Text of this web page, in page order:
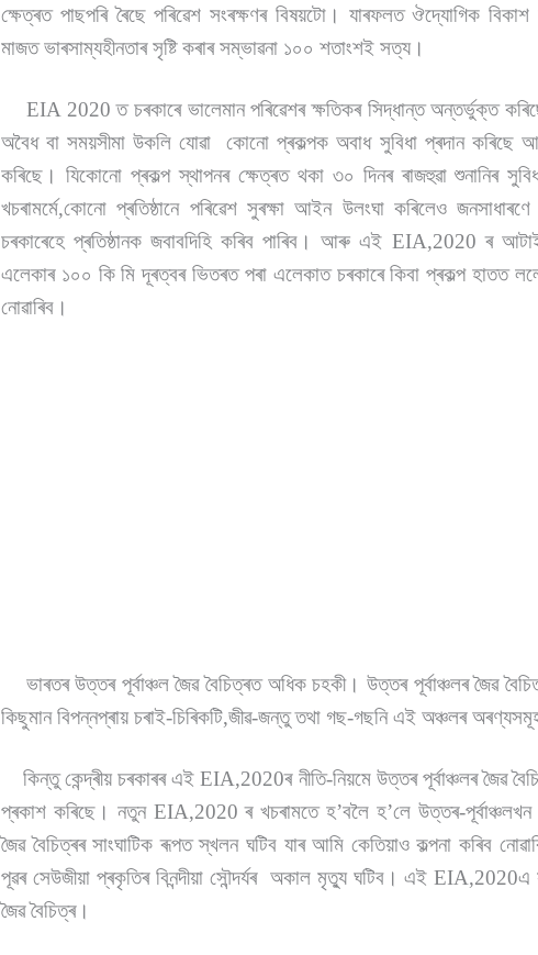
ক্ষেত্ৰত পাছপৰি ৰৈছে পৰিৱেশ সংৰক্ষণৰ বিষয়টো। যাৰফলত ঔদ্যোগিক
মাজত ভাৰসাম্যহীনতাৰ সৃষ্টি কৰাৰ সম্ভাৱনা ১০০ শতাংশই সত্য।
EIA 2020 ত চৰকাৰে ভালেমান পৰিৱেশৰ ক্ষতিকৰ সিদ্ধান্ত অন্তৰ্ভুক্ত
অবৈধ বা সময়সীমা উকলি যোৱা কোনো প্ৰকল্পক অবাধ সুবিধা প্ৰদান কৰিছে
কৰিছে। যিকোনো প্ৰকল্প স্থাপনৰ ক্ষেত্ৰত থকা ৩০ দিনৰ ৰাজহুৱা শুনানিৰ
খচৰামৰ্মে,কোনো প্ৰতিষ্ঠানে পৰিৱেশ সুৰক্ষা আইন উলংঘা কৰিলেও
চৰকাৰেহে প্ৰতিষ্ঠানক জবাবদিহি কৰিব পাৰিব। আৰু এই EIA,2020 ৰ
এলেকাৰ ১০০ কি মি দূৰত্বৰ ভিতৰত পৰা এলেকাত চৰকাৰে কিবা প্ৰকল্প
নোৱাৰিব।
ভাৰতৰ উত্তৰ পূৰ্বাঞ্চল জৈৱ বৈচিত্ৰত অধিক চহকী। উত্তৰ পূৰ্বাঞ্চলৰ জৈৱ
কিছুমান বিপন্নপ্ৰায় চৰাই-চিৰিকটি,জীৱ-জন্তু তথা গছ-গছনি এই অঞ্চলৰ
কিন্তু কেন্দ্ৰীয় চৰকাৰৰ এই EIA,2020ৰ নীতি-নিয়মে উত্তৰ পূৰ্বাঞ্চলৰ জৈৱ
প্ৰকাশ কৰিছে। নতুন EIA,2020 ৰ খচৰামতে হ’বলৈ হ’লে উত্তৰ-
জৈৱ বৈচিত্ৰৰ সাংঘাটিক ৰূপত স্খলন ঘটিব যাৰ আমি কেতিয়াও কল্পনা কৰিব
পূৱৰ সেউজীয়া প্ৰকৃতিৰ বিনন্দীয়া সৌন্দৰ্যৰ অকাল মৃত্যু ঘটিব। এই EIA,2020এ
জৈৱ বৈচিত্ৰ।